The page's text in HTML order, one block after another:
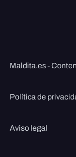
Maldita.es -
Política de
Aviso legal